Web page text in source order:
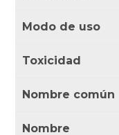
Modo de uso
Toxicidad
Nombre común
Nombre